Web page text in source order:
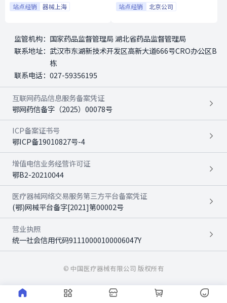
站点经销 器械上海 站点经销 北京公司
监管机构： 国家药品监督管理局 湖北省药品监督管理局
联系地址： 武汉市东湖新技术开发区高新大道666号CRO办公区B
栋
联系电话： 027-59356195
互联网药品信息服务备案凭证
鄂网药信备字（2025）00078号
ICP备案证书号
鄂ICP备19010827号-4
增值电信业务经营许可证
鄂B2-20210044
医疗器械网络交易服务第三方平台备案凭证
(鄂)网械平台备字[2021]第00002号
营业执照
统一社会信用代码91110000100006047Y
© 中国医疗器械有限公司 版权所有